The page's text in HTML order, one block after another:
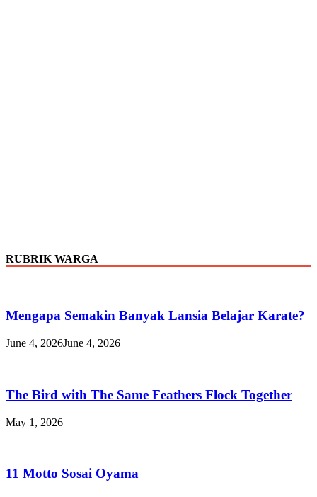
RUBRIK WARGA
Mengapa Semakin Banyak Lansia Belajar Karate?
June 4, 2026June 4, 2026
The Bird with The Same Feathers Flock Together
May 1, 2026
11 Motto Sosai Oyama